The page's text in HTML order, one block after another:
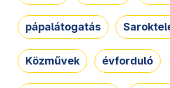
pápalátogatás
Közművek évforduló